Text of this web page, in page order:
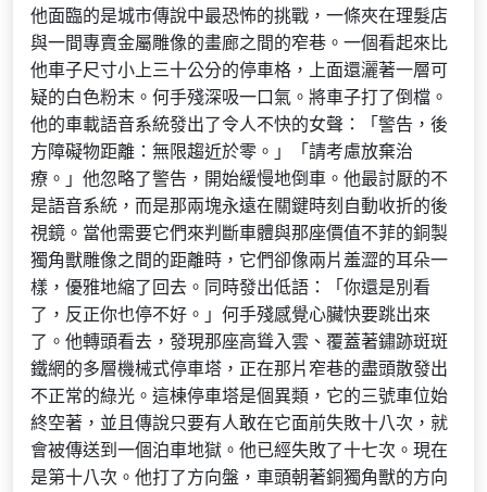
他面臨的是城市傳說中最恐怖的挑戰，一條夾在理髮店
與一間專賣金屬雕像的畫廊之間的窄巷。一個看起來比
他車子尺寸小上三十公分的停車格，上面還灑著一層可
疑的白色粉末。何手殘深吸一口氣。將車子打了倒檔。
他的車載語音系統發出了令人不快的女聲：「警告，後
方障礙物距離：無限趨近於零。」「請考慮放棄治
療。」他忽略了警告，開始緩慢地倒車。他最討厭的不
是語音系統，而是那兩塊永遠在關鍵時刻自動收折的後
視鏡。當他需要它們來判斷車體與那座價值不菲的銅製
獨角獸雕像之間的距離時，它們卻像兩片羞澀的耳朵一
樣，優雅地縮了回去。同時發出低語：「你還是別看
了，反正你也停不好。」何手殘感覺心臟快要跳出來
了。他轉頭看去，發現那座高聳入雲、覆蓋著鏽跡斑斑
鐵網的多層機械式停車塔，正在那片窄巷的盡頭散發出
不正常的綠光。這棟停車塔是個異類，它的三號車位始
終空著，並且傳說只要有人敢在它面前失敗十八次，就
會被傳送到一個泊車地獄。他已經失敗了十七次。現在
是第十八次。他打了方向盤，車頭朝著銅獨角獸的方向